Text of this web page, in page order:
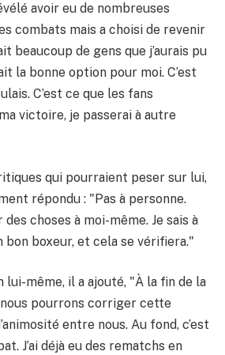
avoir eu de nombreuses
combats mais a choisi de revenir
beaucoup de gens que j’aurais pu
la bonne option pour moi. C’est
C’est ce que les fans
victoire, je passerai à autre
qui pourraient peser sur lui,
répondu : "Pas à personne.
des choses à moi-même. Je sais à
bon boxeur, et cela se vérifiera."
lui-même, il a ajouté, "À la fin de la
pourrons corriger cette
entre nous. Au fond, c’est
J’ai déjà eu des rematchs en